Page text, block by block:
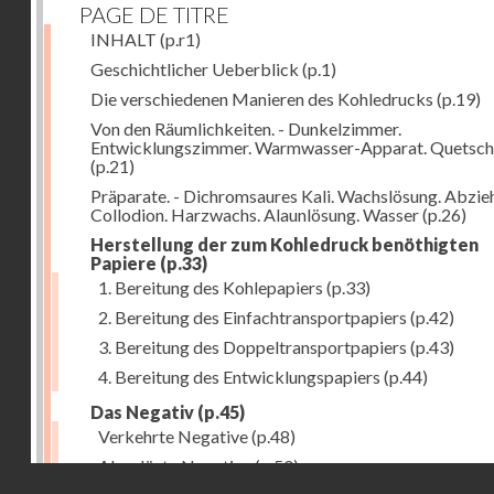
PAGE DE TITRE
INHALT (p.r1)
Geschichtlicher Ueberblick (p.1)
Die verschiedenen Manieren des Kohledrucks (p.19)
Von den Räumlichkeiten. - Dunkelzimmer.
Entwicklungszimmer. Warmwasser-Apparat.
(p.21)
Präparate. - Dichromsaures Kali. Wachslösung.
Collodion. Harzwachs. Alaunlösung. Wasser(p.26)
Herstellung der zum Kohledruck benöthigten
Papiere (p.33)
1. Bereitung des Kohlepapiers (p.33)
2. Bereitung des Einfachtransportpapiers (p.42)
3. Bereitung des Doppeltransportpapiers (p.43)
4. Bereitung des Entwicklungspapiers (p.44)
Das Negativ (p.45)
Verkehrte Negative(p.48)
Abgelöste Negative(p.50)